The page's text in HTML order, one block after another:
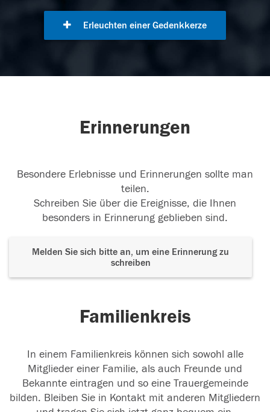
Erleuchten einer Gedenkkerze
Erinnerungen
Besondere Erlebnisse und Erinnerungen sollte man
teilen.
Schreiben Sie über die Ereignisse, die Ihnen
besonders in Erinnerung geblieben sind.
Melden Sie sich bitte an, um eine Erinnerung zu
schreiben
Familienkreis
In einem Familienkreis können sich sowohl alle
Mitglieder einer Familie, als auch Freunde und
Bekannte eintragen und so eine Trauergemeinde
bilden. Bleiben Sie in Kontakt mit anderen Mitgliedern